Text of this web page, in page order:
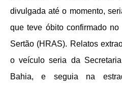
divulgada até o momento,
que teve óbito confirmado
Sertão (HRAS). Relatos
o veículo seria da
Bahia, e seguia na